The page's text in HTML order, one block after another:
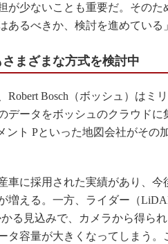
が少ないことも重要だ。そのた
あるべきか、検討を進めている
まざまな方式を検討中
Bosch（ボッシュ）はミ
データをボッシュのクラウドに
ント Pといった地図会社がその
に採用された実績があり、今
増える。一方、ライダー（
る見込みで、カメラから得ら
タ容量が大きくなってしまう